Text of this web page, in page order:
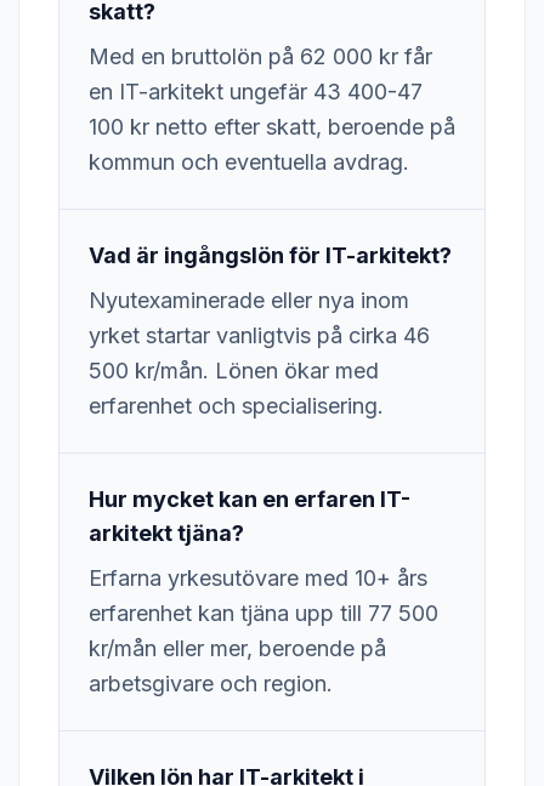
skatt?
Med en bruttolön på 62 000 kr får
en IT-arkitekt ungefär 43 400-47
100 kr netto efter skatt, beroende på
kommun och eventuella avdrag.
Vad är ingångslön för IT-arkitekt?
Nyutexaminerade eller nya inom
yrket startar vanligtvis på cirka 46
500 kr/mån. Lönen ökar med
erfarenhet och specialisering.
Hur mycket kan en erfaren IT-
arkitekt tjäna?
Erfarna yrkesutövare med 10+ års
erfarenhet kan tjäna upp till 77 500
kr/mån eller mer, beroende på
arbetsgivare och region.
Vilken lön har IT-arkitekt i